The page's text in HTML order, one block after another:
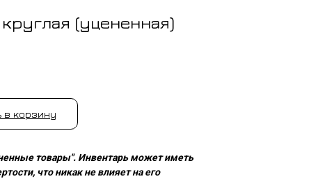
(уцененная)
в корзину
товары". Инвентарь может иметь
что никак не влияет на его